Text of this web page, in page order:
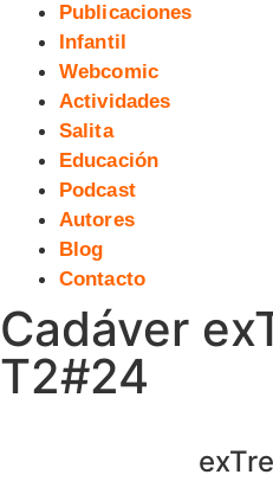
Publicaciones
Infantil
Webcomic
Actividades
Salita
Educación
Podcast
Autores
Blog
Contacto
Cadáver
T2#24